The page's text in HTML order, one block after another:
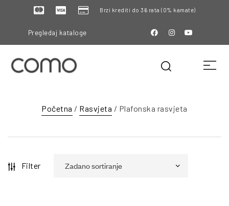
Brzi krediti do 36 rata (0% kamate)
Pregledaj kataloge
Početna / Rasvjeta / Plafonska rasvjeta
Filter